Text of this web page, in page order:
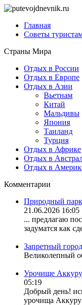
Главная
Советы
Страны Мира
Отдых в России
Отдых в Европе
Отдых в Азии
Вьетнам
Китай
Мальдивы
Япония
Таиланд
Турция
Отдых в Африке
Отдых в
Отдых в
Комментарии
Природный
21.06.2026 16:05
... предлагаю
задуматся как
Запретный
Великолепный
Урочище
05:19
Добрый день!
урочища